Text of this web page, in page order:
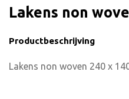
Lakens non
Productbeschrijving
Lakens non woven 240 x